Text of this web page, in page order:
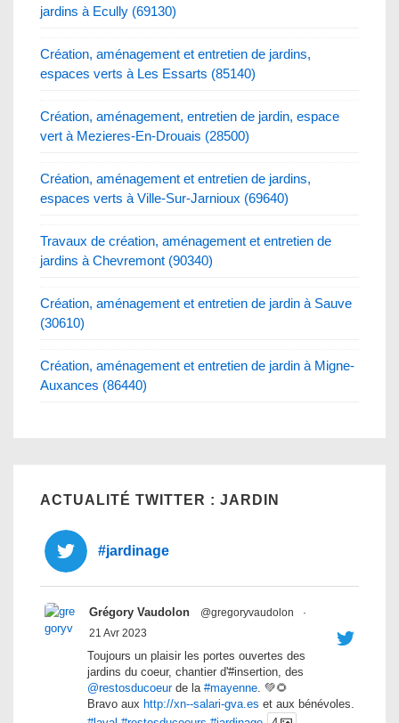
jardins à Ecully (69130)
Création, aménagement et entretien de jardins,
espaces verts à Les Essarts (85140)
Création, aménagement, entretien de jardin, espace
vert à Mezieres-En-Drouais (28500)
Création, aménagement et entretien de jardins,
espaces verts à Ville-Sur-Jarnioux (69640)
Travaux de création, aménagement et entretien de
jardins à Chevremont (90340)
Création, aménagement et entretien de jardin à Sauve
(30610)
Création, aménagement et entretien de jardin à Migne-
Auxances (86440)
ACTUALITÉ TWITTER : JARDIN
#jardinage
Grégory Vaudolon @gregoryvaudolon
·
21 Avr 2023
Toujours un plaisir les portes ouvertes des
jardins du coeur, chantier d'#insertion, des
@restosducoeurde la #mayenne. 💚🌻
Bravo aux http://xn--salari-gva.es et aux bénévoles.